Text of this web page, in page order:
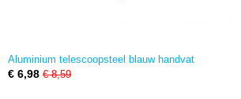
Aluminium telescoopsteel blauw handvat
€ 6,98 € 8,59